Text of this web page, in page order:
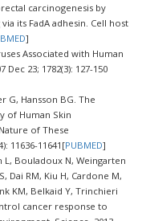
carcinogenesis by
its FadA adhesin. Cell host
]
Associated with Human
23; 1782(3): 127-150
G, Hansson BG. The
of Human Skin
of These
11636-11641[PUBMED]
L, Bouladoux N, Weingarten
Dai RM, Kiu H, Cardone M,
KM, Belkaid Y, Trinchieri
cancer response to